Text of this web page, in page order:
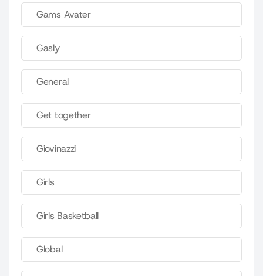
Gams Avater
Gasly
General
Get together
Giovinazzi
Girls
Girls Basketball
Global